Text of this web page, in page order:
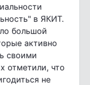
в ЯКИТ.
большой
активно
своими
отметили, что
не